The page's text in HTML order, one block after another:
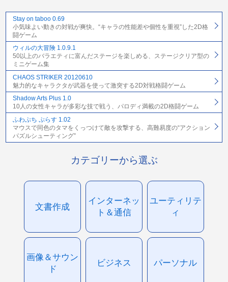
Stay on taboo 0.69
小気味よい動きの対戦が爽快。“キャラの性能差や個性を重視”した2D格
闘ゲーム
ウィルの大冒険 1.0.9.1
50以上のバラエティに富んだステージを楽しめる、ステージクリア型の
ミニゲーム集
CHAOS STRIKER 20120610
魅力的なキャラクタが武器を使って激突する2D対戦格闘ゲーム
Shadow Arts Plus 1.0
10人の女性キャラが多彩な技で戦う、パロディ満載の2D格闘ゲーム
ふわぷち ぷらす 1.02
マウスで同色のタマをくっつけて敵を攻撃する、高難易度の“アクション
パズルシューティング”
カテゴリーから選ぶ
文書作成
インターネッ
ト＆通信
ユーティリテ
ィ
画像＆サウン
ド
ビジネス パーソナル